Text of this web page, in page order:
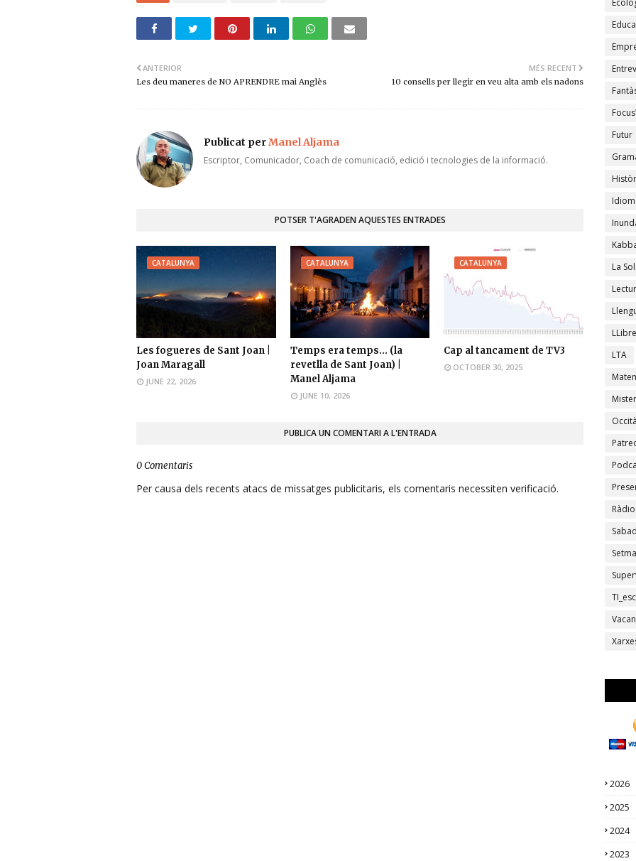
MÉS RECENT
10 consells per llegir en veu alta amb els nadons
ANTERIOR
Les deu maneres de NO APRENDRE mai Anglès
Publicat perManel Aljama
Escriptor, Comunicador, Coach de comunicació, edició i tecnologies de la informació.
POTSER T'AGRADEN AQUESTES ENTRADES
CATALUNYA
Les fogueres de Sant Joan |
Joan Maragall
JUNE 22, 2026
CATALUNYA
Temps era temps... (la
revetlla de Sant Joan) |
Manel Aljama
JUNE 10, 2026
CATALUNYA
Cap al tancament de TV3
OCTOBER 30, 2025
PUBLICA UN COMENTARI A L'ENTRADA
0 Comentaris
Per causa dels recents atacs de missatges publicitaris, els comentaris necessiten verificació.
Futur
La
LTA
Ràdio
2026
2025
2024
2023